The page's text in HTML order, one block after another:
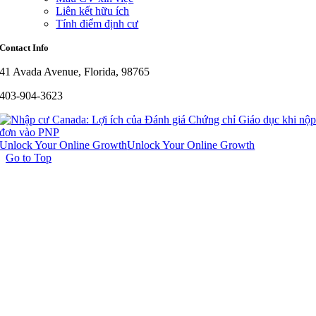
Liên kết hữu ích
Tính điểm định cư
Contact Info
41 Avada Avenue, Florida, 98765
403-904-3623
Unlock Your Online GrowthUnlock Your Online Growth
Go to Top